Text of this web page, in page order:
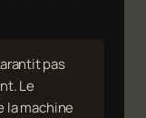
pas
Le
la machine